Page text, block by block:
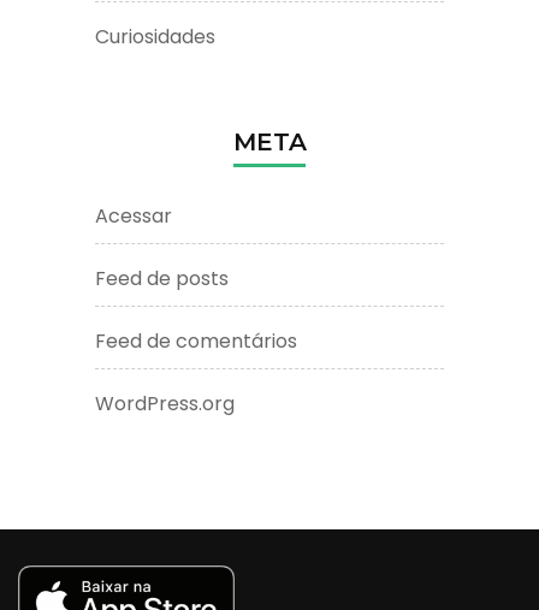
Curiosidades
META
Acessar
Feed de posts
Feed de comentários
WordPress.org